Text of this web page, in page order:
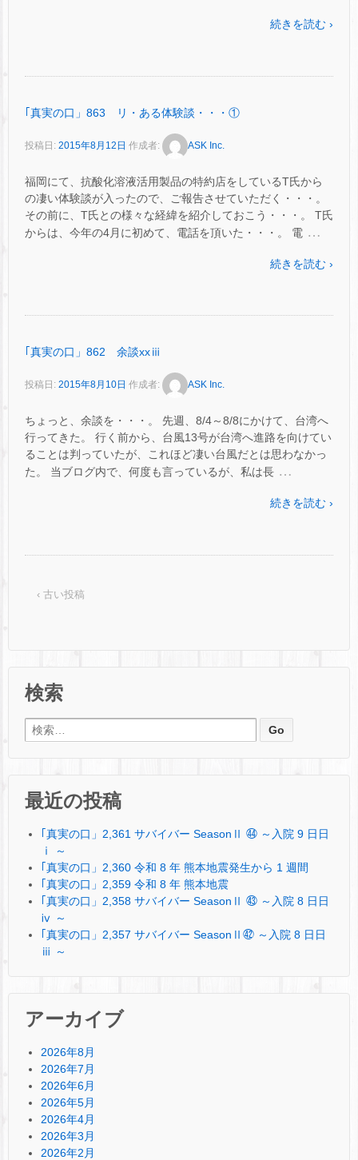
続きを読む ›
｢真実の口」863 リ・ある体験談・・・①
投稿日: 2015年8月12日 作成者: ASK Inc.
福岡にて、抗酸化溶液活用製品の特約店をしているT氏から
の凄い体験談が入ったので、ご報告させていただく・・・。
その前に、T氏との様々な経緯を紹介しておこう・・・。 T氏
からは、今年の4月に初めて、電話を頂いた・・・。 電 …
続きを読む ›
｢真実の口」862 余談xxⅲ
投稿日: 2015年8月10日 作成者: ASK Inc.
ちょっと、余談を・・・。 先週、8/4～8/8にかけて、台湾へ
行ってきた。 行く前から、台風13号が台湾へ進路を向けてい
ることは判っていたが、これほど凄い台風だとは思わなかっ
た。 当ブログ内で、何度も言っているが、私は長 …
続きを読む ›
‹ 古い投稿
検索
検索:
最近の投稿
｢真実の口」2,361 サバイバー SeasonⅡ ㊹ ～入院 9 日日
ⅰ ～
｢真実の口」2,360 令和 8 年 熊本地震発生から 1 週間
｢真実の口」2,359 令和 8 年 熊本地震
｢真実の口」2,358 サバイバー SeasonⅡ ㊸ ～入院 8 日日
ⅳ ～
｢真実の口」2,357 サバイバー SeasonⅡ㊷ ～入院 8 日日
ⅲ ～
アーカイブ
2026年8月
2026年7月
2026年6月
2026年5月
2026年4月
2026年3月
2026年2月